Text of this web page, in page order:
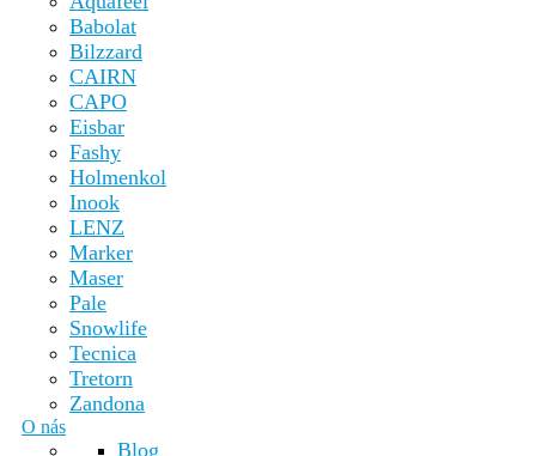
Babolat
Bilzzard
CAIRN
CAPO
Eisbar
Fashy
Holmenkol
Inook
LENZ
Marker
Maser
Pale
Snowlife
Tecnica
Tretorn
Zandona
O nás
Blog